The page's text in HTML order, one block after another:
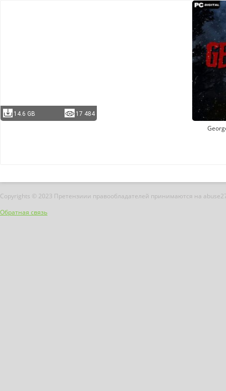
14.6 GB 17 484
Copyrights © 2023 Претензиии правообладателей принимаются на
Обратная связь